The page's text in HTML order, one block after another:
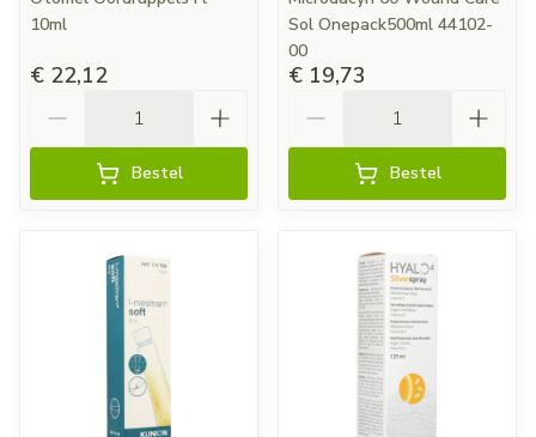
10ml
€ 22,12
Bestel
Sol Onepack500ml 44102-
00
€ 19,73
Bestel